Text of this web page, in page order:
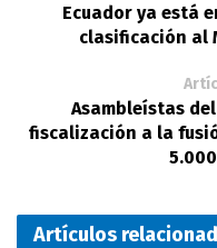
Ecuador ya está
clasificación al
Asambleístas
fiscalización a la
Artículos